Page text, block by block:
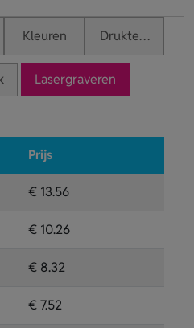
Kleuren Druktechnieken
Lasergraveren
Prijs
€ 13.56
€ 10.26
€ 8.32
€ 7.52